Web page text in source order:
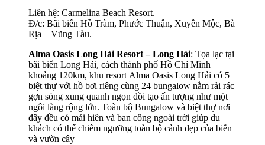
Liên hệ: Carmelina Beach Resort.
Đ/c: Bãi biển Hồ Tràm, Phước Thuận, Xuyên Mộc, Bà
Rịa – Vũng Tàu.
Alma Oasis Long Hải Resort – Long Hải: Tọa lạc tại
bãi biển Long Hải, cách thành phố Hồ Chí Minh
khoảng 120km, khu resort Alma Oasis Long Hải có 5
biệt thự với hồ bơi riêng cùng 24 bungalow nằm rải rác
gợn sóng xung quanh ngọn đồi tạo ấn tượng như một
ngôi làng rộng lớn. Toàn bộ Bungalow và biệt thự nơi
đây đều có mái hiên và ban công ngoài trời giúp du
khách có thể chiêm ngưỡng toàn bộ cảnh đẹp của biển
và vườn cây